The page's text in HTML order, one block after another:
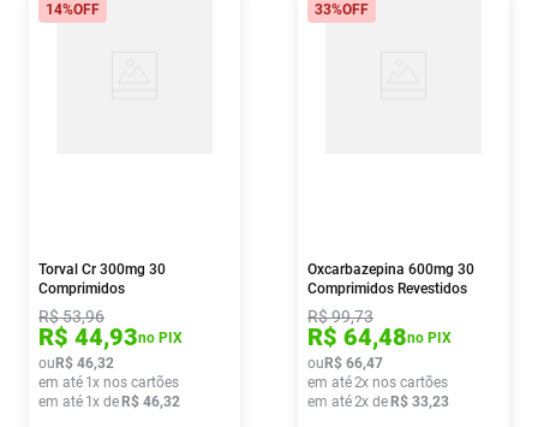
14%OFF
Torval Cr 300mg 30
Comprimidos
R$53,96
R$ 44,93no PIX
ou R$ 46,32
em até 1x nos cartões
em até 1x de R$ 46,32
33%OFF
Oxcarbazepina 600mg 30
Comprimidos Revestidos
Medley
R$99,73
R$ 64,48no PIX
ou R$ 66,47
em até2x nos cartões
em até2x de R$ 33,23